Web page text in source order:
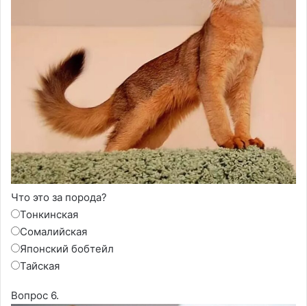
Что это за порода?
Тонкинская
Сомалийская
Японский бобтейл
Тайская
Вопрос 6.